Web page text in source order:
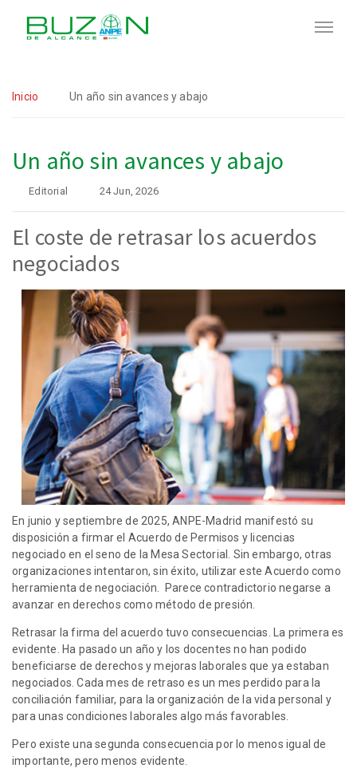
Inicio Un año sin avances y abajo
Un año sin avances y abajo
Editorial 24 Jun, 2026
El coste de retrasar los acuerdos
negociados
En junio y septiembre de 2025, ANPE-Madrid manifestó su
disposición a firmar el Acuerdo de Permisos y licencias
negociado en el seno de la Mesa Sectorial. Sin embargo, otras
organizaciones intentaron, sin éxito, utilizar este Acuerdo como
herramienta de negociación. Parece contradictorio negarse a
avanzar en derechos como método de presión.
Retrasar la firma del acuerdo tuvo consecuencias. La primera es
evidente. Ha pasado un año y los docentes no han podido
beneficiarse de derechos y mejoras laborales que ya estaban
negociados. Cada mes de retraso es un mes perdido para la
conciliación familiar, para la organización de la vida personal y
para unas condiciones laborales algo más favorables.
Pero existe una segunda consecuencia por lo menos igual de
importante, pero menos evidente.